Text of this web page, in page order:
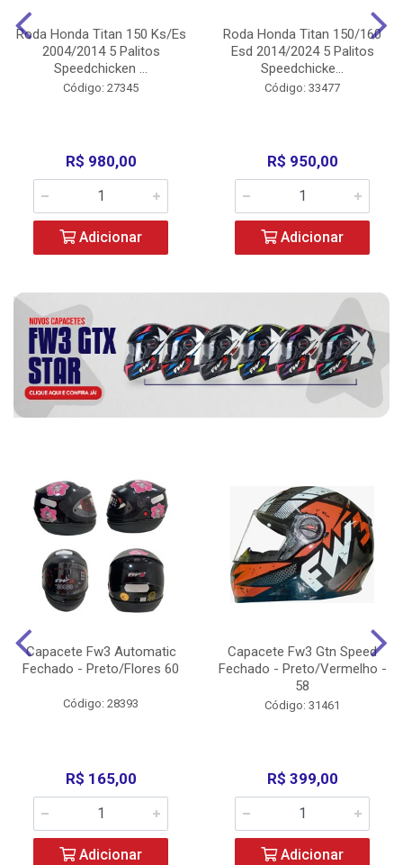
Roda Honda Titan 150 Ks/Es
2004/2014 5 Palitos
Speedchicken ...
Código: 27345
R$ 980,00
Adicionar
Roda Honda Titan 150/160
Esd 2014/2024 5 Palitos
Speedchicke...
Código: 33477
R$ 950,00
Adicionar
Capacete Fw3 Automatic
Fechado - Preto/Flores 60
Código: 28393
R$ 165,00
Adicionar
Capacete Fw3 Gtn Speed
Fechado - Preto/Vermelho -
58
Código: 31461
R$ 399,00
Adicionar